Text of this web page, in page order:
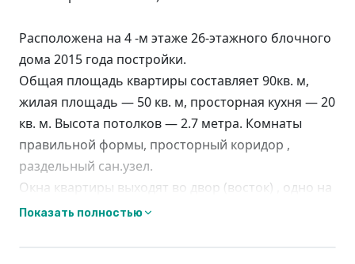
Расположена на 4 -м этаже 26-этажного блочного
дома 2015 года постройки.
Общая площадь квартиры составляет 90кв. м,
жилая площадь — 50 кв. м, просторная кухня — 20
кв. м. Высота потолков — 2.7 метра. Комнаты
правильной формы, просторный коридор ,
раздельный сан.узел.
Окна квартиры выходят во двор (восток) , одно на
улицу (запад), что обеспечивает хороший обзор и
Показать полностью